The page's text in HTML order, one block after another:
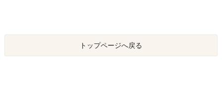
トップページへ戻る